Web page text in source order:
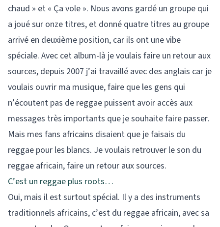
chaud » et « Ça vole ». Nous avons gardé un groupe qui
a joué sur onze titres, et donné quatre titres au groupe
arrivé en deuxième position, car ils ont une vibe
spéciale. Avec cet album-là je voulais faire un retour aux
sources, depuis 2007 j’ai travaillé avec des anglais car je
voulais ouvrir ma musique, faire que les gens qui
n’écoutent pas de reggae puissent avoir accès aux
messages très importants que je souhaite faire passer.
Mais mes fans africains disaient que je faisais du
reggae pour les blancs. Je voulais retrouver le son du
reggae africain, faire un retour aux sources.
C’est un reggae plus roots…
Oui, mais il est surtout spécial. Il y a des instruments
traditionnels africains, c’est du reggae africain, avec sa